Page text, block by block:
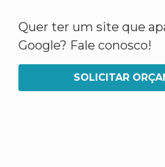
Quer ter um site que
Google? Fale conosco!
SOLICITAR